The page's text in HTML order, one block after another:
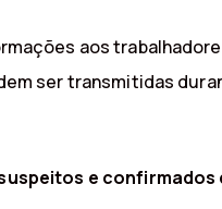
aos
ser transmitidas
e confirmados